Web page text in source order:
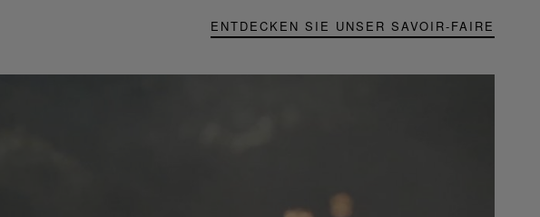
ENTDECKEN SIE UNSER SAVOIR-FAIRE